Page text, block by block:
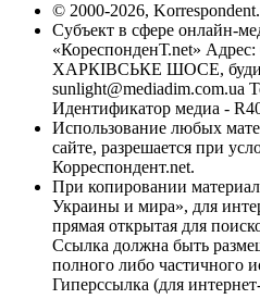
© 2000-2026,
Субъект в сфере онлайн-
«КореспонденТ.net» Адрес:
ХАРКІВСЬКЕ ШОСЕ,
sunlight@mediadim.com.ua
Идентификатор медиа -
Использование любых
сайте, разрешается при
Корреспондент.net.
При копировании
Украины и мира», для
прямая открытая для
Ссылка должна быть
полного либо частичного
Гиперссылка (для